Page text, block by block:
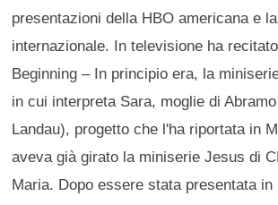
presentazioni della HBO americana e
internazionale. In televisione ha
Beginning – In principio era, la
in cui interpreta Sara, moglie di
Landau), progetto che l'ha riportata in
aveva già girato la miniserie Jesus di
Maria. Dopo essere stata presentata in